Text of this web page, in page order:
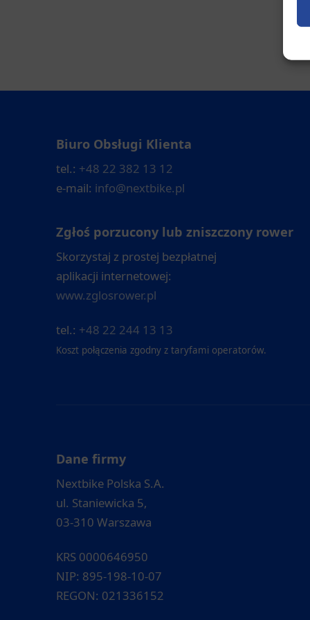
Biuro Obsługi Klienta
tel.: +48 22 382 13 12
e-mail: info@nextbike.pl
Zgłoś porzucony lub zniszczony rower
Skorzystaj z prostej bezpłatnej
aplikacji internetowej:
www.zglosrower.pl
tel.: +48 22 244 13 13
Koszt połączenia zgodny z taryfami operatorów.
Dane firmy
Nextbike Polska S.A.
ul. Staniewicka 5,
03-310 Warszawa
KRS 0000646950
NIP: 895-198-10-07
REGON: 021336152